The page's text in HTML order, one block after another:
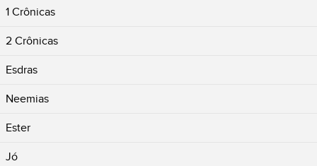
1 Crônicas
2 Crônicas
Esdras
Neemias
Ester
Jó